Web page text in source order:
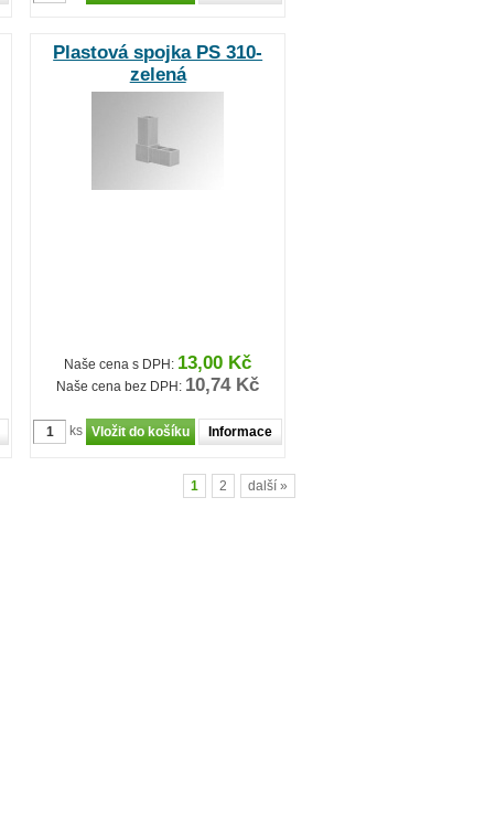
Plastová spojka PS 310-
zelená
Naše cena s DPH: 13,00 Kč
Naše cena bez DPH: 10,74 Kč
ks Informace
1 2 další »